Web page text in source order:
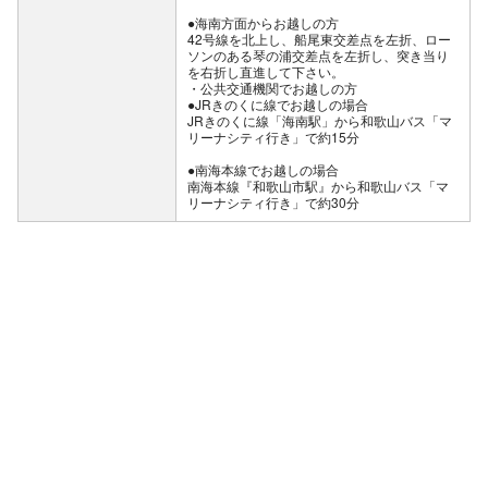
●海南方面からお越しの方
42号線を北上し、船尾東交差点を左折、ロー
ソンのある琴の浦交差点を左折し、突き当り
を右折し直進して下さい。
公共交通機関でお越しの方
●JRきのくに線でお越しの場合
JRきのくに線「海南駅」から和歌山バス「マ
リーナシティ行き」で約15分
●南海本線でお越しの場合
南海本線『和歌山市駅』から和歌山バス「マ
リーナシティ行き」で約30分